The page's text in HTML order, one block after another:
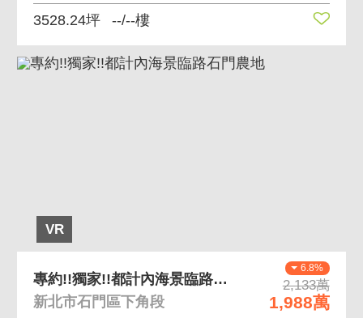
3528.24坪 --/--樓
VR
6.8%
2,133萬
1,988萬
專約!!獨家!!都計內海景臨路石門農地
新北市石門區下角段